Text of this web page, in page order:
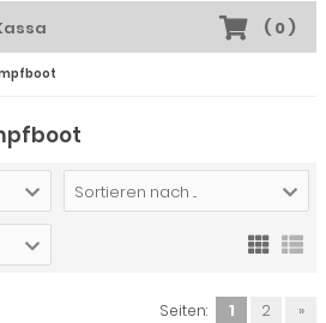
( 0)
Sortieren nach ...
Seiten: 1 2 »